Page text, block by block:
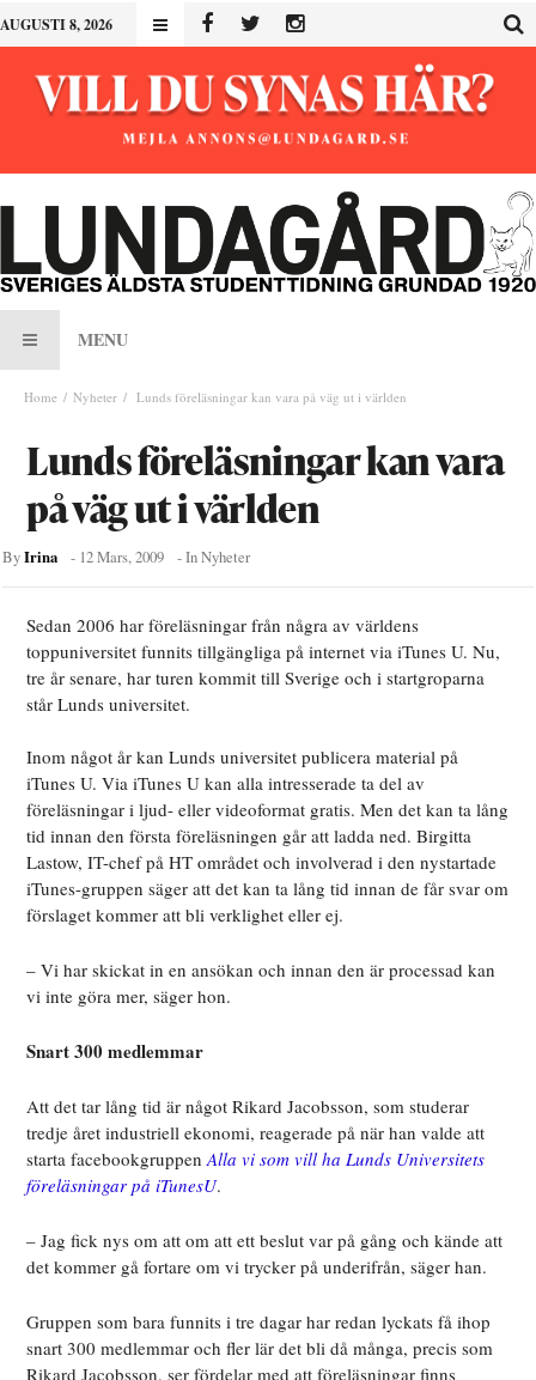
AUGUSTI 8, 2026
MENU
Home Nyheter Lunds föreläsningar kan vara på väg ut i världen
Lunds föreläsningar kan vara
på väg ut i världen
ByIrina - 12 Mars, 2009 - InNyheter
Sedan 2006 har föreläsningar från några av världens
toppuniversitet funnits tillgängliga på internet via iTunes U. Nu,
tre år senare, har turen kommit till Sverige och i startgroparna
står Lunds universitet.
Inom något år kan Lunds universitet publicera material på
iTunes U. Via iTunes U kan alla intresserade ta del av
föreläsningar i ljud- eller videoformat gratis. Men det kan ta lång
tid innan den första föreläsningen går att ladda ned. Birgitta
Lastow, IT-chef på HT området och involverad i den nystartade
iTunes-gruppen säger att det kan ta lång tid innan de får svar om
förslaget kommer att bli verklighet eller ej.
– Vi har skickat in en ansökan och innan den är processad kan
vi inte göra mer, säger hon.
Snart 300 medlemmar
Att det tar lång tid är något Rikard Jacobsson, som studerar
tredje året industriell ekonomi, reagerade på när han valde att
starta facebookgruppenAlla vi som vill ha Lunds Universitets
föreläsningar på iTunesU.
– Jag fick nys om att om att ett beslut var på gång och kände att
det kommer gå fortare om vi trycker på underifrån, säger han.
Gruppen som bara funnits i tre dagar har redan lyckats få ihop
snart 300 medlemmar och fler lär det bli då många, precis som
Rikard Jacobsson, ser fördelar med att föreläsningar finns